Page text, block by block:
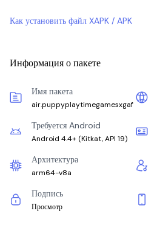
Как установить файл XAPK / APK
Информация о пакете
Имя пакета
air.puppyplaytimegamesxgaf
Требуется Android
Android 4.4+ (Kitkat, API 19)
Архитектура
arm64-v8a
Подпись
Просмотр